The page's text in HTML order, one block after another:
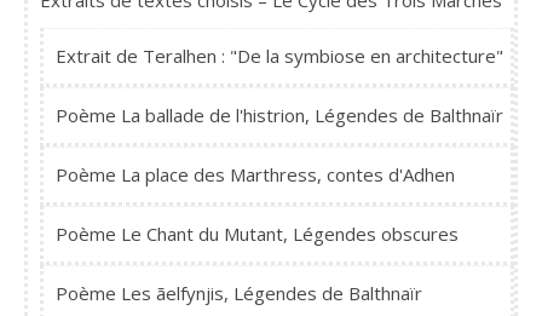
Extrait de Teralhen : "De la symbiose en architecture"
Poème La ballade de l'histrion, Légendes de Balthnaïr
Poème La place des Marthress, contes d'Adhen
Poème Le Chant du Mutant, Légendes obscures
Poème Les ãelfynjis, Légendes de Balthnaïr